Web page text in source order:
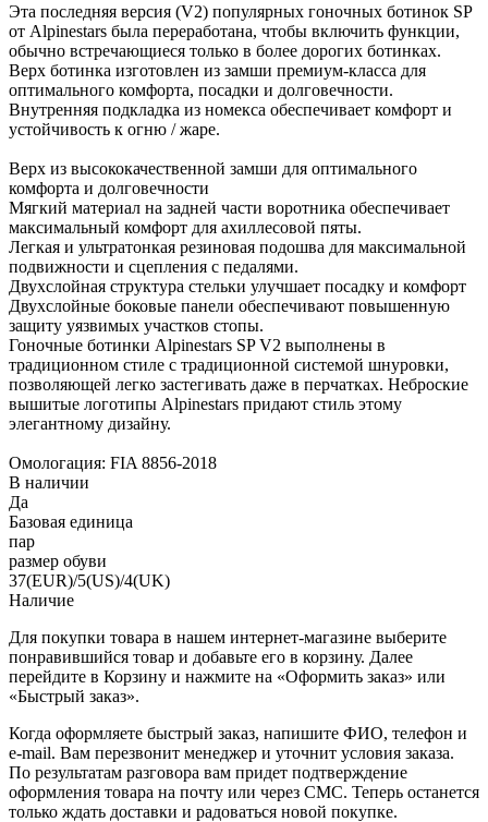
Эта последняя версия (V2) популярных гоночных ботинок SP
от Alpinestars была переработана, чтобы включить функции,
обычно встречающиеся только в более дорогих ботинках.
Верх ботинка изготовлен из замши премиум-класса для
оптимального комфорта, посадки и долговечности.
Внутренняя подкладка из номекса обеспечивает комфорт и
устойчивость к огню / жаре.
Верх из высококачественной замши для оптимального
комфорта и долговечности
Мягкий материал на задней части воротника обеспечивает
максимальный комфорт для ахиллесовой пяты.
Легкая и ультратонкая резиновая подошва для максимальной
подвижности и сцепления с педалями.
Двухслойная структура стельки улучшает посадку и комфорт
Двухслойные боковые панели обеспечивают повышенную
защиту уязвимых участков стопы.
Гоночные ботинки Alpinestars SP V2 выполнены в
традиционном стиле с традиционной системой шнуровки,
позволяющей легко застегивать даже в перчатках. Неброские
вышитые логотипы Alpinestars придают стиль этому
элегантному дизайну.
Омологация: FIA 8856-2018
В наличии
Да
Базовая единица
пар
размер обуви
37(EUR)/5(US)/4(UK)
Наличие
Для покупки товара в нашем интернет-магазине выберите
понравившийся товар и добавьте его в корзину. Далее
перейдите в Корзину и нажмите на «Оформить заказ» или
«Быстрый заказ».
Когда оформляете быстрый заказ, напишите ФИО, телефон и
e-mail. Вам перезвонит менеджер и уточнит условия заказа.
По результатам разговора вам придет подтверждение
оформления товара на почту или через СМС. Теперь останется
только ждать доставки и радоваться новой покупке.